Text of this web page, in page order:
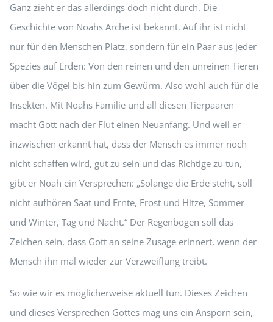
Ganz zieht er das allerdings doch nicht durch. Die
Geschichte von Noahs Arche ist bekannt. Auf ihr ist nicht
nur für den Menschen Platz, sondern für ein Paar aus jeder
Spezies auf Erden: Von den reinen und den unreinen Tieren
über die Vögel bis hin zum Gewürm. Also wohl auch für die
Insekten. Mit Noahs Familie und all diesen Tierpaaren
macht Gott nach der Flut einen Neuanfang. Und weil er
inzwischen erkannt hat, dass der Mensch es immer noch
nicht schaffen wird, gut zu sein und das Richtige zu tun,
gibt er Noah ein Versprechen: „Solange die Erde steht, soll
nicht aufhören Saat und Ernte, Frost und Hitze, Sommer
und Winter, Tag und Nacht.“ Der Regenbogen soll das
Zeichen sein, dass Gott an seine Zusage erinnert, wenn der
Mensch ihn mal wieder zur Verzweiflung treibt.
So wie wir es möglicherweise aktuell tun. Dieses Zeichen
und dieses Versprechen Gottes mag uns ein Ansporn sein,